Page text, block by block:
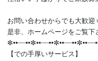
お問い合わせからでも大歓迎‍
是非、ホームページをご覧下
【での手厚いサービス】